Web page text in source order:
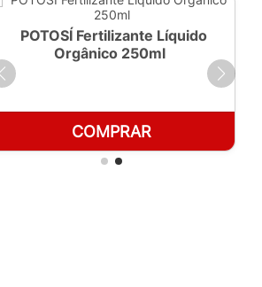
POTOSÍ Fertilizante Líquido
Orgânico 250ml
COMPRAR